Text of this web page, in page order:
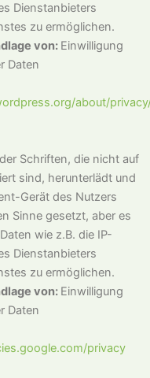
Dienstanbieters
zu ermöglichen.
von: Einwilligung
Daten
about/
Schriften, die nicht auf
sind, herunterlädt und
Gerät des Nutzers
Sinne gesetzt, aber es
wie z.B. die IP-
Dienstanbieters
zu ermöglichen.
von: Einwilligung
Daten
privacy